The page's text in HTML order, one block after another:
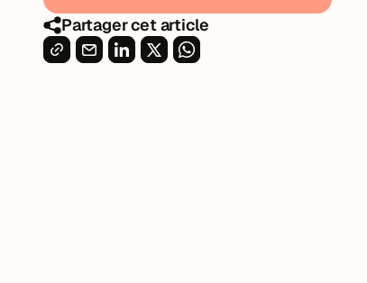
Partager cet article